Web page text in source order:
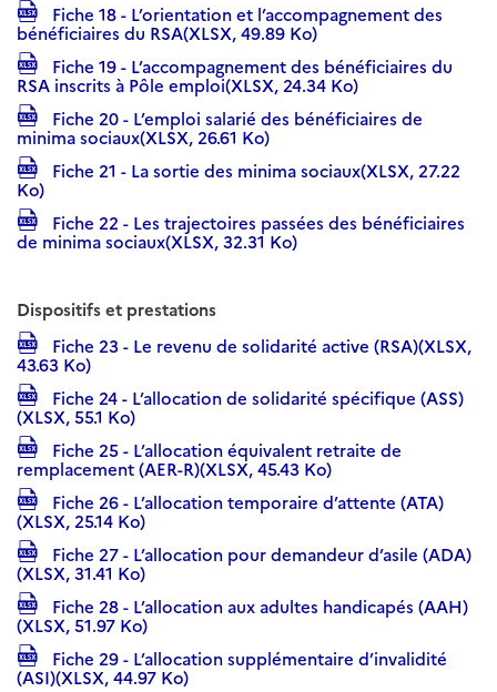
Fiche 18 - L’orientation et l’accompagnement des
bénéficiaires du RSA(XLSX, 49.89 Ko)
Fiche 19 - L’accompagnement des bénéficiaires du
RSA inscrits à Pôle emploi(XLSX, 24.34 Ko)
Fiche 20 - L’emploi salarié des bénéficiaires de
minima sociaux(XLSX, 26.61 Ko)
Fiche 21 - La sortie des minima sociaux(XLSX, 27.22
Ko)
Fiche 22 - Les trajectoires passées des bénéficiaires
de minima sociaux(XLSX, 32.31 Ko)
Dispositifs et prestations
Fiche 23 - Le revenu de solidarité active (RSA)(XLSX,
43.63 Ko)
Fiche 24 - L’allocation de solidarité spécifique (ASS)
(XLSX, 55.1 Ko)
Fiche 25 - L’allocation équivalent retraite de
remplacement (AER-R)(XLSX, 45.43 Ko)
Fiche 26 - L’allocation temporaire d’attente (ATA)
(XLSX, 25.14 Ko)
Fiche 27 - L’allocation pour demandeur d’asile (ADA)
(XLSX, 31.41 Ko)
Fiche 28 - L’allocation aux adultes handicapés (AAH)
(XLSX, 51.97 Ko)
Fiche 29 - L’allocation supplémentaire d’invalidité
(ASI)(XLSX, 44.97 Ko)